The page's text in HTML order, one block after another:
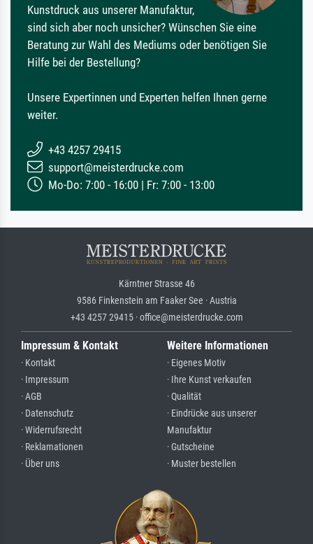
Kunstdruck aus unserer Manufaktur,
sind sich aber noch unsicher? Wünschen Sie eine
Beratung zur Wahl des Mediums oder benötigen Sie
Hilfe bei der Bestellung?
Unsere Expertinnen und Experten helfen Ihnen gerne
weiter.
+43 4257 29415
support@meisterdrucke.com
Mo-Do: 7:00 - 16:00 | Fr: 7:00 - 13:00
Kärntner Strasse 46
9586 Finkenstein am Faaker See · Austria
+43 4257 29415 · office@meisterdrucke.com
Impressum & Kontakt
· Kontakt
· Impressum
· AGB
· Datenschutz
· Widerrufsrecht
· Reklamationen
· Über uns
Weitere Informationen
· Eigenes Motiv
· Ihre Kunst verkaufen
· Qualität
· Eindrücke aus unserer
Manufaktur
· Gutscheine
· Muster bestellen